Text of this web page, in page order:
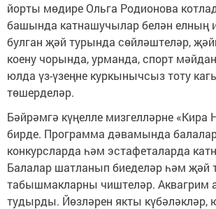
йорты мөдире Ольга Родионова
башында катнашучылар белән елның
булган җәй турында сөйләштеләр,
коену чорында, урманда, спорт
юлда үз-үзеңне куркынычсыз тоту
төшерделәр.
Бәйрәмгә күңелле мизгелләрне «Кира
бирде. Программа дәвамында
конкурсларда һәм эстафеталарда
Балалар шатланып биеделәр һәм җәй
табышмакларны чиштеләр. Аквагрим
тудырды. Йөзләрен якты күбәләкләр,